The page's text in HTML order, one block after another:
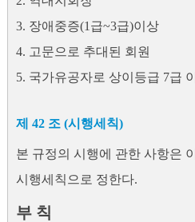
3. 장애중증(1급~3급)이상
4. 고문으로 추대된 회원
5. 국가유공자로 상이등급 7급
제 42 조 (시행세칙)
본 규정의 시행에 관한 사항은
시행세칙으로 정한다.
부 칙